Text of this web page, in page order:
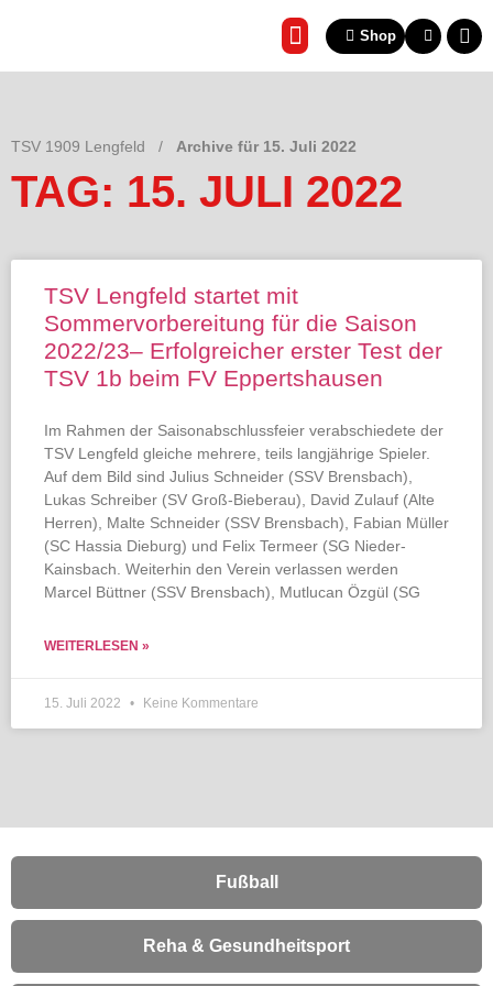
Shop
TSV 1909 Lengfeld / Archive für 15. Juli 2022
TAG: 15. JULI 2022
TSV Lengfeld startet mit
Sommervorbereitung für die Saison
2022/23– Erfolgreicher erster Test der
TSV 1b beim FV Eppertshausen
Im Rahmen der Saisonabschlussfeier verabschiedete der
TSV Lengfeld gleiche mehrere, teils langjährige Spieler.
Auf dem Bild sind Julius Schneider (SSV Brensbach),
Lukas Schreiber (SV Groß-Bieberau), David Zulauf (Alte
Herren), Malte Schneider (SSV Brensbach), Fabian Müller
(SC Hassia Dieburg) und Felix Termeer (SG Nieder-
Kainsbach. Weiterhin den Verein verlassen werden
Marcel Büttner (SSV Brensbach), Mutlucan Özgül (SG
WEITERLESEN »
15. Juli 2022 Keine Kommentare
Fußball
Reha & Gesundheitsport